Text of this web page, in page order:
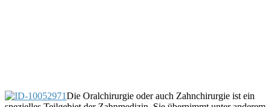
Die Oralchirurgie oder auch Zahnchirurgie ist ein